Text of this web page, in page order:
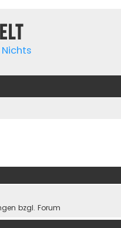
bzgl. Forum